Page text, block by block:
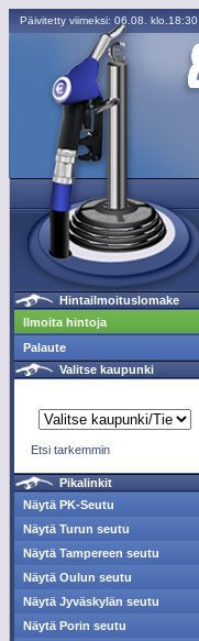
Päivitetty viimeksi: 06.08. klo.18:30
Hintailmoituslomake
Ilmoita hintoja
Palaute
Valitse kaupunki
Etsi tarkemmin
Pikalinkit
Näytä PK-Seutu
Näytä Turun seutu
Näytä Tampereen seutu
Näytä Oulun seutu
Näytä Jyväskylän seutu
Näytä Porin seutu